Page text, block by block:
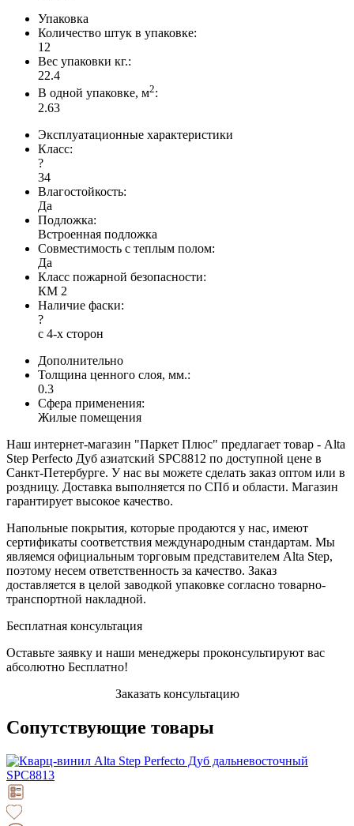
Упаковка
Количество штук в упаковке:
12
Вес упаковки кг.:
22.4
В одной упаковке, м2:
2.63
Эксплуатационные характеристики
Класс:
?
34
Влагостойкость:
Да
Подложка:
Встроенная подложка
Совместимость с теплым полом:
Да
Класс пожарной безопасности:
КМ 2
Наличие фаски:
?
с 4-х сторон
Дополнительно
Толщина ценного слоя, мм.:
0.3
Сфера применения:
Жилые помещения
Наш интернет-магазин "Паркет Плюс" предлагает товар - Alta
Step Perfecto Дуб азиатский SPC8812 по доступной цене в
Санкт-Петербурге. У нас вы можете сделать заказ оптом или в
роздницу. Доставка выполняется по СПб и области. Магазин
гарантирует высокое качество.
Напольные покрытия, которые продаются у нас, имеют
сертификаты соответствия международным стандартам. Мы
являемся официальным торговым представителем Alta Step,
поэтому несем ответственность за качество. Заказ
доставляется в целой заводкой упаковке согласно товарно-
транспортной накладной.
Бесплатная консультация
Оставьте заявку и наши менеджеры проконсультируют вас
абсолютно Бесплатно!
Заказать консультацию
Сопутствующие товары